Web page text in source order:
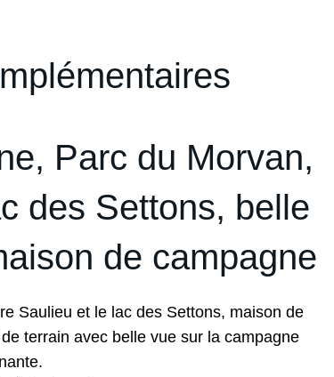
Parc du Morvan,
des Settons, belle
de campagne
Saulieu et le lac des Settons, maison de
terrain avec belle vue sur la campagne